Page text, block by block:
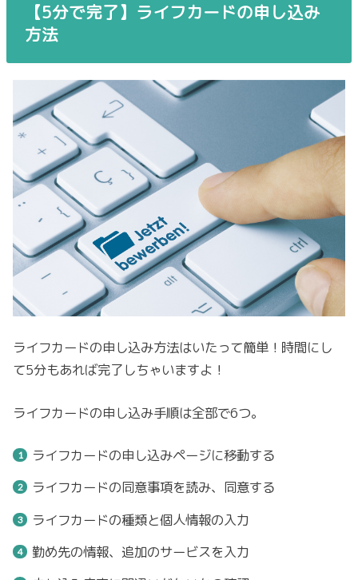
【5分で完了】ライフカードの申し込み
方法
ライフカードの申し込み方法はいたって簡単！時間にし
て5分もあれば完了しちゃいますよ！
ライフカードの申し込み手順は全部で6つ。
ライフカードの申し込みページに移動する
ライフカードの同意事項を読み、同意する
ライフカードの種類と個人情報の入力
勤め先の情報、追加のサービスを入力